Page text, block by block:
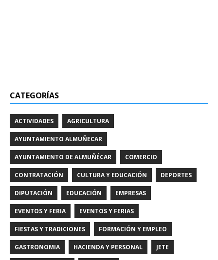
CATEGORÍAS
ACTIVIDADES AGRICULTURA
AYUNTAMIENTO ALMUÑECAR
AYUNTAMIENTO DE ALMUÑÉCAR COMERCIO
CONTRATACIÓN CULTURA Y EDUCACIÓN DEPORTES
DIPUTACIÓN EDUCACIÓN EMPRESAS
EVENTOS Y FERIA EVENTOS Y FERIAS
FIESTAS Y TRADICIONES FORMACIÓN Y EMPLEO
GASTRONOMIA HACIENDA Y PERSONAL JETE